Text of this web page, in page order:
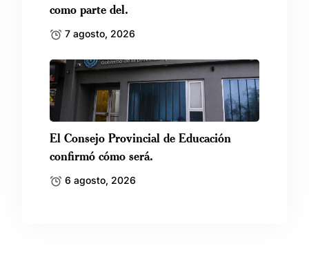
como parte del.
7 agosto, 2026
El Consejo Provincial de Educación
confirmó cómo será.
6 agosto, 2026